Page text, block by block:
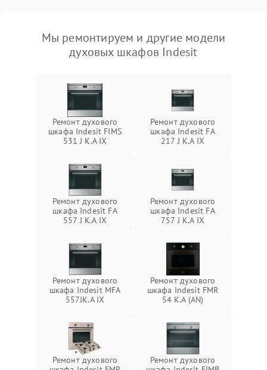
Мы ремонтируем и другие модели
духовых шкафов Indesit
Ремонт духового
шкафа Indesit FIMS
531 J K.A IX
Ремонт духового
шкафа Indesit FA
217 J K.A IX
Ремонт духового
шкафа Indesit FA
557 J K.A IX
Ремонт духового
шкафа Indesit FA
757 J K.A IX
Ремонт духового
шкафа Indesit MFA
557JK.A IX
Ремонт духового
шкафа Indesit FMR
54 K.A (AN)
Ремонт духового
Ремонт духового